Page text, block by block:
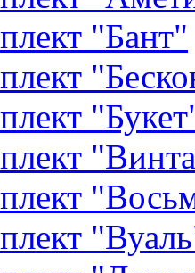
"Бант"